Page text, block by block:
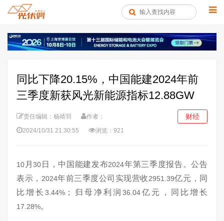
同比下降20.15%，中国能建2024年前
三季度新获风光新能源指标12.88GW
责任编辑：杨靖羽
作者：
2024/10/31 21:30:55
浏览：921
财经
10 月30 日，中国能建发布2024年第三季度报告。公告
表示， 2024年前三季度公司实现营收2951.39亿元，同
比增长3.44% ；归母净利润36.04亿元，同比增长
17.28%。